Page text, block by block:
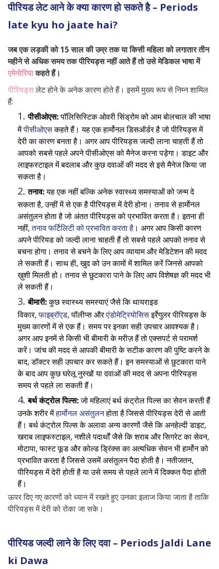
पीरियड लेट आने के क्या कारण हो सकते है – Periods
late kyu ho jaate hai?
जब एक लड़की को 15 साल की उम्र तक या किसी महिला को लगातार तीन
महीने से अधिक समय तक पीरियड्स नहीं आते हैं तो उसे मेडिकल भाषा में
एमेनोरियाकहते हैं।
पीरियड्सलेट होने के अनेक कारण होते हैं। इसमें मुख्य रूप से निम्न शामिल
हैं:
पीसीओएस:पॉलिसिस्टिक ओवरी सिंड्रोम को आम बोलचाल की भाषा
मेंपीसीओएसकहते हैं। यह एक हार्मोनल डिसऑर्डर है जो पीरियड्स में
देरी का कारण बनता है। अगर आप पीरियड्स जल्दी लाना चाहती हैं तो
आपको सबसे पहले अपने पीसीओएस को मैनेज करना पड़ेगा। डाइट और
लाइफस्टाइल में बदलाब और कुछ दवाओं की मदद से इसे मैनेज किया जा
सकता है।
तनाव:यह एक नहीं बल्कि अनेक स्वास्थ्य समस्याओं को जन्म दे
सकता है, उन्हीं में से एक है पीरियड्स में देरी होना। तनाव से हार्मोनल
असंतुलन होता है जो अंतत पीरियड्स को प्रभावित करता है। इतना ही
नहीं,तनाव फर्टिलिटी को प्रभावित करता है । अगर आप किसी कारण
अपने पीरियड को जल्दी लाना चाहती हैं तो सबसे पहले आपको तनाव से
बचना होगा। तनाव से बचने के लिए आप व्यायाम और मेडिटेशन की मदद
ले सकती हैं। साथ ही, खुद को उन कामों में शामिल करें जिनसे आपको
ख़ुशी मिलती हो। तनाव से छुटकारा पाने के लिए आप विशेषज्ञ की मदद भी
ले सकती हैं।
बीमारी:कुछ स्वास्थ्य समस्याएं जैसे कि थायराइड
विकार,फाइब्रॉएड, पॉलीप्स औरएंडोमेट्रियोसिसइर्रेगुलर पीरियड्स के
मुख्य कारणों में से एक हैं। समय पर इनका सही उपचार आवश्यक है।
अगर आप इनमें से किसी भी बीमारी के मरीज़ हैं तो एक्सपर्ट से परामर्श
करें। जांच की मदद से आपकी बीमारी के सटीक कारण की पुष्टि करने के
बाद, डॉक्टर सही उपचार कर सकते हैं। इन समस्याओं से छुटकारा पाने
के बाद आप कुछ घरेलू नुस्खों या दवाओं की मदद से अपना पीरियड्स
समय से पहले ला सकती हैं।
बर्थ कंट्रोल पिल्स:जो महिलाएं बर्थ कंट्रोल पिल्स का सेवन करती हैं
उनके शरीर मेंहार्मोनल असंतुलनहोता है जिससे पीरियड्स देरी से आती
हैं। बर्थ कंट्रोल पिल्स के अलावा अन्य कारणों जैसे कि अनहेल्दी डाइट,
खराब लाइफस्टाइल, नशीले पदार्थों जैसे कि शराब और सिगरेट का सेवन,
मोटापा, फास्ट फूड और कोल्ड ड्रिंक्स का अत्यधिक सेवन भी हार्मोन को
प्रभावित करता है जिससे उसमें असंतुलन पैदा होती है। नतीजतन,
पीरियड्स में देरी होती है या उसे समय से पहले लाने में दिक्कत पैदा होती
हैं।
ऊपर दिए गए कारणों को ध्यान में रखते हुए उनका इलाज किया जाता है ताकि
पीरियड्स में देरी को रोका जा सके।
पीरियड जल्दी लाने के लिए दवा – Periods Jaldi Lane
ki Dawa